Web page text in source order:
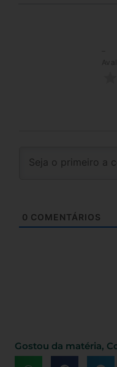
0 COMENTÁRIOS
Gostou da matéria,